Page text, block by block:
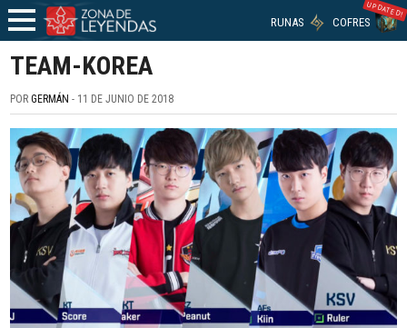
RUNAS COFRES
UPDATED!
TEAM-KOREA
PORGERMÁN - 11 DE JUNIO DE 2018